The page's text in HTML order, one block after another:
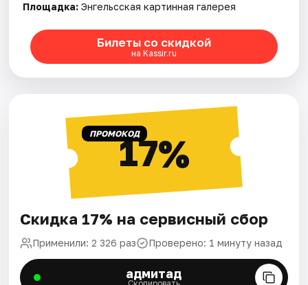
Площадка: Энгельсская картинная галерея
Билеты со скидкой
на Kassir.ru
ПРОМОКОД17%
Скидка 17% на сервисный сбор
Применили: 2 326 раз Проверено: 1 минуту назад
адмитад